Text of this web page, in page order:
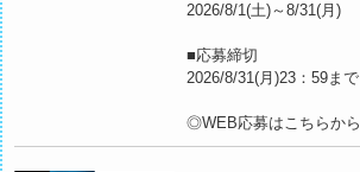
2026/8/1(土)～8/31(月)
■応募締切
2026/8/31(月)23：59まで
◎WEB応募はこちらから